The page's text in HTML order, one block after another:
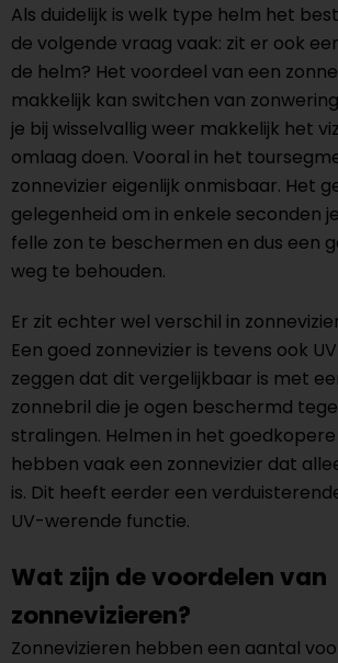
Als duidelijk is welk type helm het
de volgende vraag vaak: zit er ook
de helm? Het voordeel van een
makkelijk kan switchen van
je bij wisselvallig weer makkelijk het
omlaag doen. Vooral in het
zonnevizier eigenlijk onmisbaar. Het
gelegenheid om in enkele seconden
felle zon te beschermen en dus een
weg te behouden.
Er zit echter wel verschil in
Een goed zonnevizier is tevens ook
zeggen dat dit vergelijkbaar is met
zonnebril die je ogen beschermd
stralingen. Helmen in het
hebben vaak een zonnevizier dat
is. Dit heeft eerder een
UV-werende functie.
Wat zijn de voordelen van
zonnevizieren?
Zonnevizieren hebben een aantal